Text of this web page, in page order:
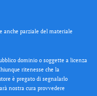
anche parziale del materiale
dominio o soggette a licenza
ritenesse che la
è pregato di segnalarlo
nostra cura provvedere